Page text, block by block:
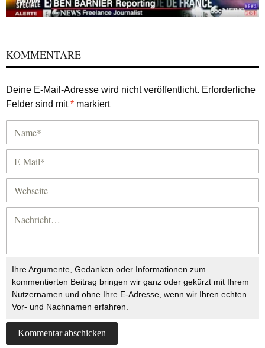
KOMMENTARE
Deine E-Mail-Adresse wird nicht veröffentlicht. Erforderliche
Felder sind mit* markiert
Ihre Argumente, Gedanken oder Informationen zum
kommentierten Beitrag bringen wir ganz oder gekürzt mit Ihrem
Nutzernamen und ohne Ihre E-Adresse, wenn wir Ihren echten
Vor- und Nachnamen erfahren.